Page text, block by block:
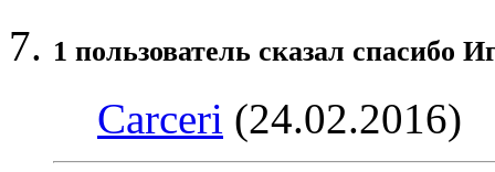
1 пользователь сказал cпасибо
Carceri (24.02.2016)